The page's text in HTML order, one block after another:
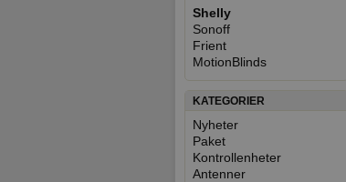
Shelly
Sonoff
Frient
MotionBlinds
KATEGORIER
Nyheter
Paket
Kontrollenheter
Antenner